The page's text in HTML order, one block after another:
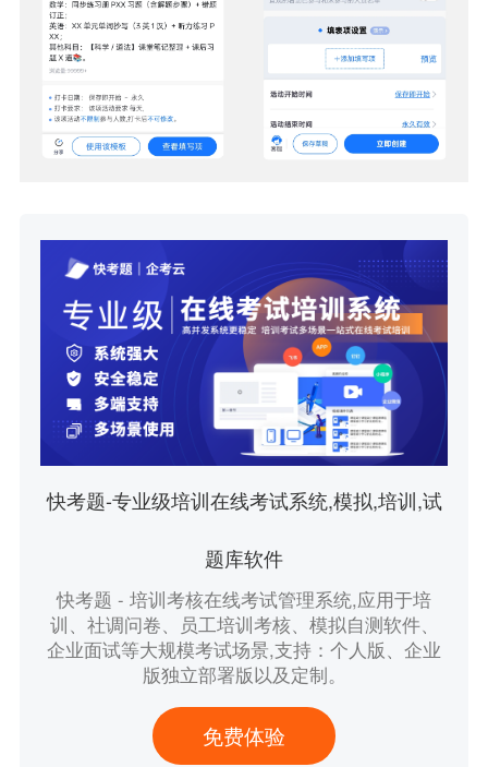
快考题-专业级培训在线考试系统,模拟,培训,试
题库软件
快考题 - 培训考核在线考试管理系统,应用于培
训、社调问卷、员工培训考核、模拟自测软件、
企业面试等大规模考试场景,支持：个人版、企业
版独立部署版以及定制。
免费体验